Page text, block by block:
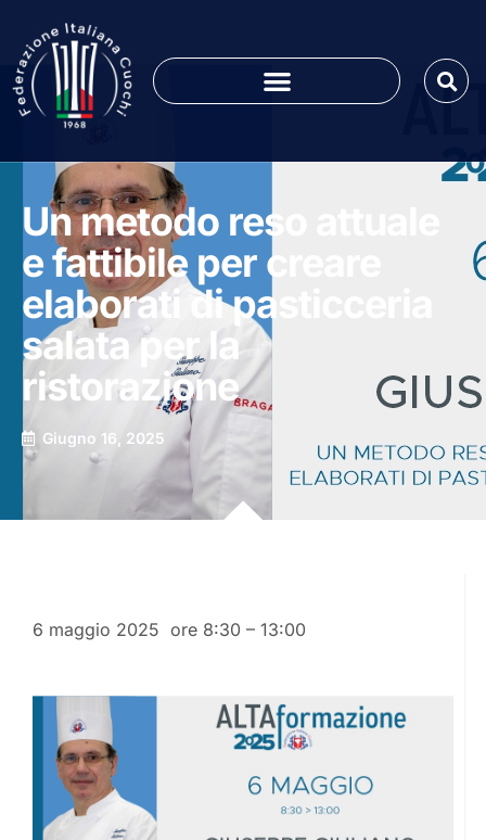
Un metodo reso attuale
e fattibile per creare
elaborati di pasticceria
salata per la
ristorazione
Giugno 16, 2025
6 maggio 2025 ore 8:30 – 13:00